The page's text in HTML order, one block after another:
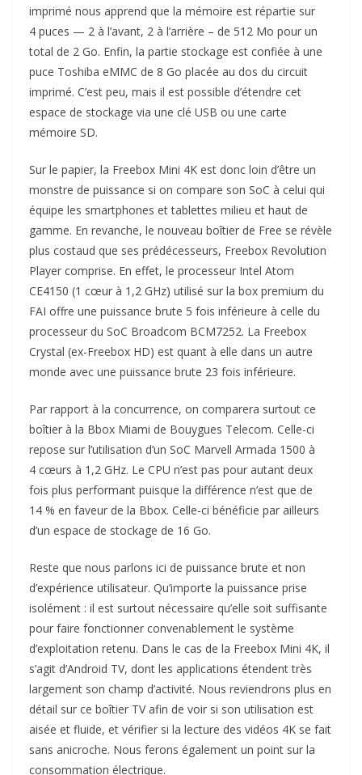
imprimé nous apprend que la mémoire est répartie sur
4 puces — 2 à l’avant, 2 à l’arrière – de 512 Mo pour un
total de 2 Go. Enfin, la partie stockage est confiée à une
puce Toshiba eMMC de 8 Go placée au dos du circuit
imprimé. C’est peu, mais il est possible d’étendre cet
espace de stockage via une clé USB ou une carte
mémoire SD.
Sur le papier, la Freebox Mini 4K est donc loin d’être un
monstre de puissance si on compare son SoC à celui qui
équipe les smartphones et tablettes milieu et haut de
gamme. En revanche, le nouveau boîtier de Free se révèle
plus costaud que ses prédécesseurs, Freebox Revolution
Player comprise. En effet, le processeur Intel Atom
CE4150 (1 cœur à 1,2 GHz) utilisé sur la box premium du
FAI offre une puissance brute 5 fois inférieure à celle du
processeur du SoC Broadcom BCM7252. La Freebox
Crystal (ex-Freebox HD) est quant à elle dans un autre
monde avec une puissance brute 23 fois inférieure.
Par rapport à la concurrence, on comparera surtout ce
boîtier à la Bbox Miami de Bouygues Telecom. Celle-ci
repose sur l’utilisation d’un SoC Marvell Armada 1500 à
4 cœurs à 1,2 GHz. Le CPU n’est pas pour autant deux
fois plus performant puisque la différence n’est que de
14 % en faveur de la Bbox. Celle-ci bénéficie par ailleurs
d’un espace de stockage de 16 Go.
Reste que nous parlons ici de puissance brute et non
d’expérience utilisateur. Qu’importe la puissance prise
isolément : il est surtout nécessaire qu’elle soit suffisante
pour faire fonctionner convenablement le système
d’exploitation retenu. Dans le cas de la Freebox Mini 4K, il
s’agit d’Android TV, dont les applications étendent très
largement son champ d’activité. Nous reviendrons plus en
détail sur ce boîtier TV afin de voir si son utilisation est
aisée et fluide, et vérifier si la lecture des vidéos 4K se fait
sans anicroche. Nous ferons également un point sur la
consommation électrique.